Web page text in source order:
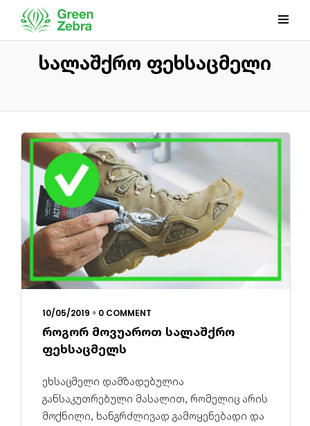
სალაშქრო ფეხსაცმელი
10/05/2019 • 0 COMMENT
როგორ მოვუაროთ სალაშქრო
ფეხსაცმელს
ეხსაცმელი დამზადებულია
განსაკუთრებული მასალით, რომელიც არის
მოქნილი, ხანგრძლივად გამოყენებადი და